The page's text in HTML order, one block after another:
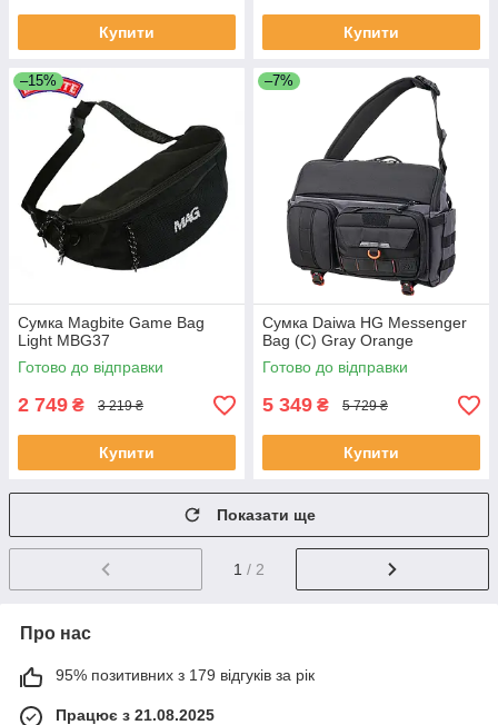
Купити Купити
–15%
Сумка Magbite Game Bag
Light MBG37
Готово до відправки
2 749 ₴ 3 219 ₴
Купити
–7%
Сумка Daiwa HG Messenger
Bag (C) Gray Orange
Готово до відправки
5 349 ₴ 5 729 ₴
Купити
Показати ще
1 / 2
Про нас
95% позитивних з 179 відгуків за рік
Працює з 21.08.2025